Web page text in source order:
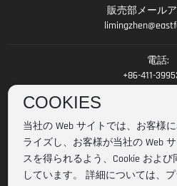
販売部メール
電話:
+86-411-
中国遼寧省大連市金州区三十里
COOKIES
当社の Web サイトでは、お客様
ライズし、お客様が当社の Web
スを得られるよう、Cookie およ
しています。 詳細については、